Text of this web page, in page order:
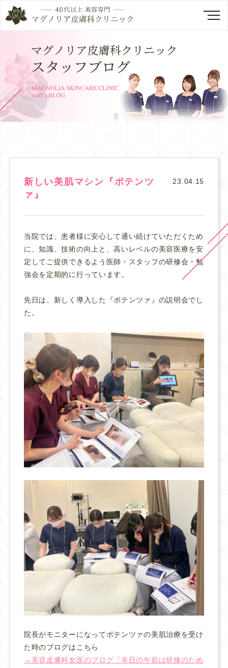
新しい美肌マシン『ポテンツ
ァ』
23.04.15
当院では、 患者様に安心して通い続けていただくため
に、知識、技術の向上と、高いレベルの美容医療を安
定してご提供できるよう医師・スタッフの研修会・勉
強会を定期的に行っています。
先日は、新しく導入した『ポテンツァ』の説明会でし
た。
院長がモニターになってポテンツァの美肌治療を受け
た時のブログはこちら
→美容皮膚科女医のブログ『本日の午前は研修のため